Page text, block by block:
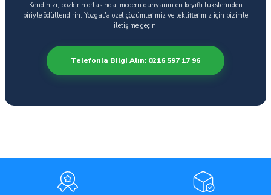
Kendinizi, bozkırın ortasında, modern dünyanın en keyifli lükslerinden
biriyle ödüllendirin. Yozgat'a özel çözümlerimiz ve tekliflerimiz için bizimle
iletişime geçin.
Telefonla Bilgi Alın: 0216 597 17 96